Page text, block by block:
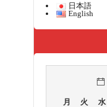
日本語
English
月 火 水